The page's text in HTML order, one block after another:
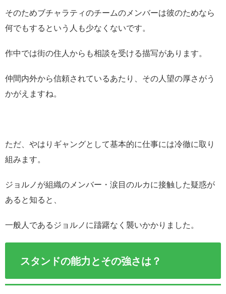
そのためブチャラティのチームのメンバーは彼のためなら
何でもするという人も少なくないです。
作中では街の住人からも相談を受ける描写があります。
仲間内外から信頼されているあたり、その人望の厚さがう
かがえますね。
ただ、やはりギャングとして基本的に仕事には冷徹に取り
組みます。
ジョルノが組織のメンバー・涙目のルカに接触した疑惑が
あると知ると、
一般人であるジョルノに躊躇なく襲いかかりました。
スタンドの能力とその強さは？